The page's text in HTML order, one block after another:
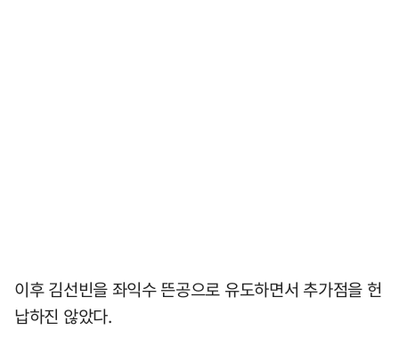
이후 김선빈을 좌익수 뜬공으로 유도하면서 추가점을 헌
납하진 않았다.